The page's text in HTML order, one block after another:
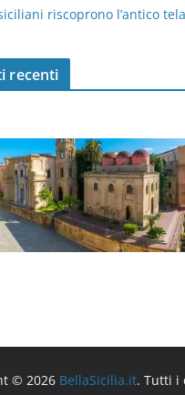
riscoprono l’antico
recenti
© 2026 BellaSicilia.it. Tutti i